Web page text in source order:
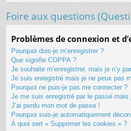
Foire aux questions
Problèmes de connexion et
Pourquoi dois-je m’enregistrer ?
Que signifie COPPA ?
Je souhaite m’enregistrer, mais je n’y
Je suis enregistré mais je ne peux pas
Pourquoi ne puis-je pas me connecter ?
Je me suis enregistré par le passé
J’ai perdu mon mot de passe !
Pourquoi suis-je automatiquement
À quoi sert « Supprimer les cookies » ?